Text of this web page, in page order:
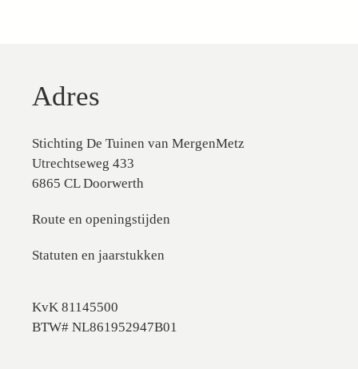
Adres
Stichting De Tuinen van MergenMetz
Utrechtseweg 433
6865 CL Doorwerth
Route en openingstijden
Statuten en jaarstukken
KvK 81145500
BTW# NL861952947B01